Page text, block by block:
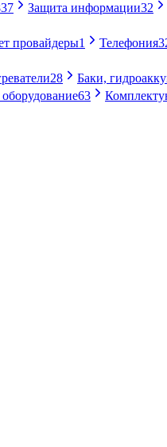
Защита информации32
провайдеры1 Телефония
28 Баки,
63